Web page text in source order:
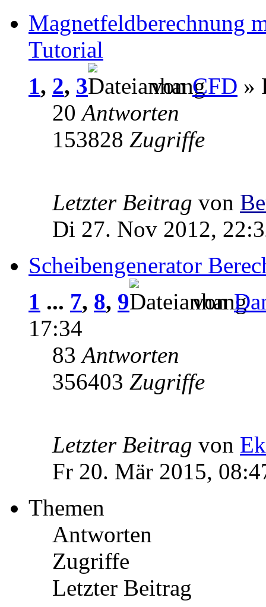
Magnetfeldberechnung
Tutorial
1, 2, 3 vonCFD »
20Antworten
153828 Zugriffe
Letzter Beitrag von
Di 27. Nov 2012,
Scheibengenerator
1 ... 7, 8, 9 von
17:34
83Antworten
356403 Zugriffe
Letzter Beitrag von
Fr 20. Mär 2015,
Themen
Antworten
Zugriffe
Letzter Beitrag